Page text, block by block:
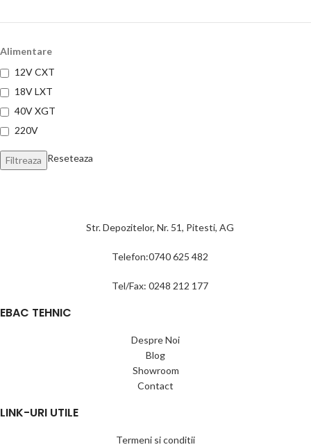
Alimentare
12V CXT
18V LXT
40V XGT
220V
Filtreaza Reseteaza
Str. Depozitelor, Nr. 51, Pitesti, AG
Telefon:0740 625 482
Tel/Fax: 0248 212 177
EBAC TEHNIC
Despre Noi
Blog
Showroom
Contact
LINK-URI UTILE
Termeni si conditii